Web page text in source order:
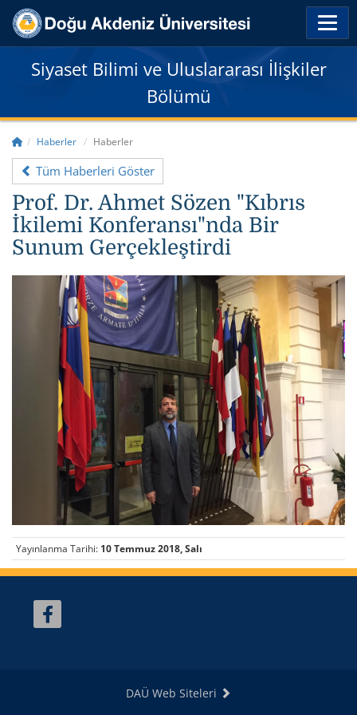
Siyaset Bilimi ve Uluslararası İlişkiler
Bölümü
Haberler Haberler
Tüm Haberleri Göster
​Prof. Dr. Ahmet Sözen "Kıbrıs
İkilemi Konferansı"nda Bir
Sunum Gerçekleştirdi
Yayınlanma Tarihi: 10 Temmuz 2018, Salı
DAÜ Web Siteleri